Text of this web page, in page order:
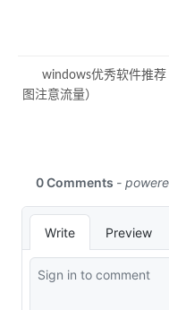
windows优秀软件推荐
图注意流量）